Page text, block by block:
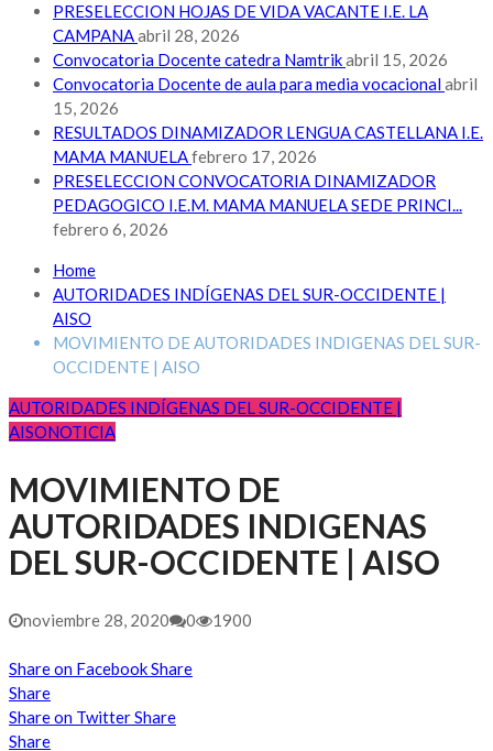
PRESELECCION HOJAS DE VIDA VACANTE I.E. LA
CAMPANAabril 28, 2026
Convocatoria Docente catedra Namtrikabril 15, 2026
Convocatoria Docente de aula para media vocacionalabril
15, 2026
RESULTADOS DINAMIZADOR LENGUA CASTELLANA I.E.
MAMA MANUELAfebrero 17, 2026
PRESELECCION CONVOCATORIA DINAMIZADOR
PEDAGOGICO I.E.M. MAMA MANUELA SEDE PRINCI...
febrero 6, 2026
Home
AUTORIDADES INDÍGENAS DEL SUR-OCCIDENTE |
AISO
MOVIMIENTO DE AUTORIDADES INDIGENAS DEL SUR-
OCCIDENTE | AISO
AUTORIDADES INDÍGENAS DEL SUR-OCCIDENTE |
AISONOTICIA
MOVIMIENTO DE
AUTORIDADES INDIGENAS
DEL SUR-OCCIDENTE | AISO
noviembre 28, 2020 0 1900
Share on FacebookShare
Share
Share on TwitterShare
Share